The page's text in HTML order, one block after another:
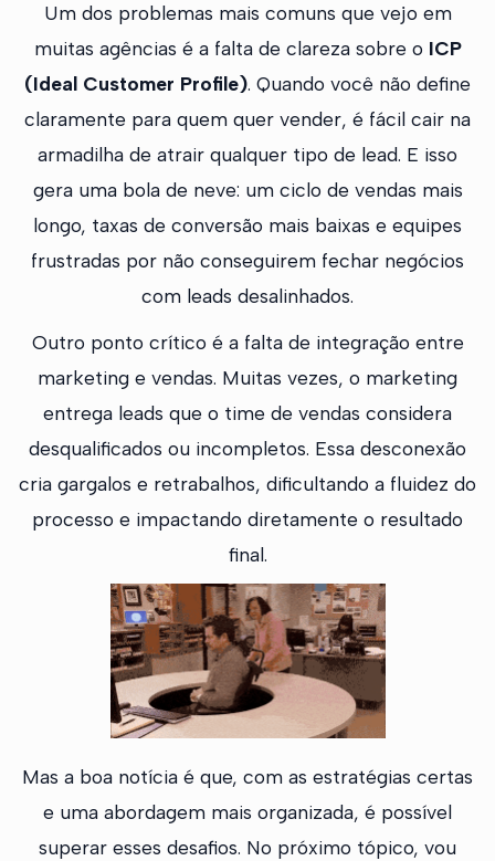
Um dos problemas mais comuns que vejo em
muitas agências é a falta de clareza sobre o ICP
(Ideal Customer Profile). Quando você não define
claramente para quem quer vender, é fácil cair na
armadilha de atrair qualquer tipo de lead. E isso
gera uma bola de neve: um ciclo de vendas mais
longo, taxas de conversão mais baixas e equipes
frustradas por não conseguirem fechar negócios
com leads desalinhados.
Outro ponto crítico é a falta de integração entre
marketing e vendas. Muitas vezes, o marketing
entrega leads que o time de vendas considera
desqualificados ou incompletos. Essa desconexão
cria gargalos e retrabalhos, dificultando a fluidez do
processo e impactando diretamente o resultado
final.
Mas a boa notícia é que, com as estratégias certas
e uma abordagem mais organizada, é possível
superar esses desafios. No próximo tópico, vou